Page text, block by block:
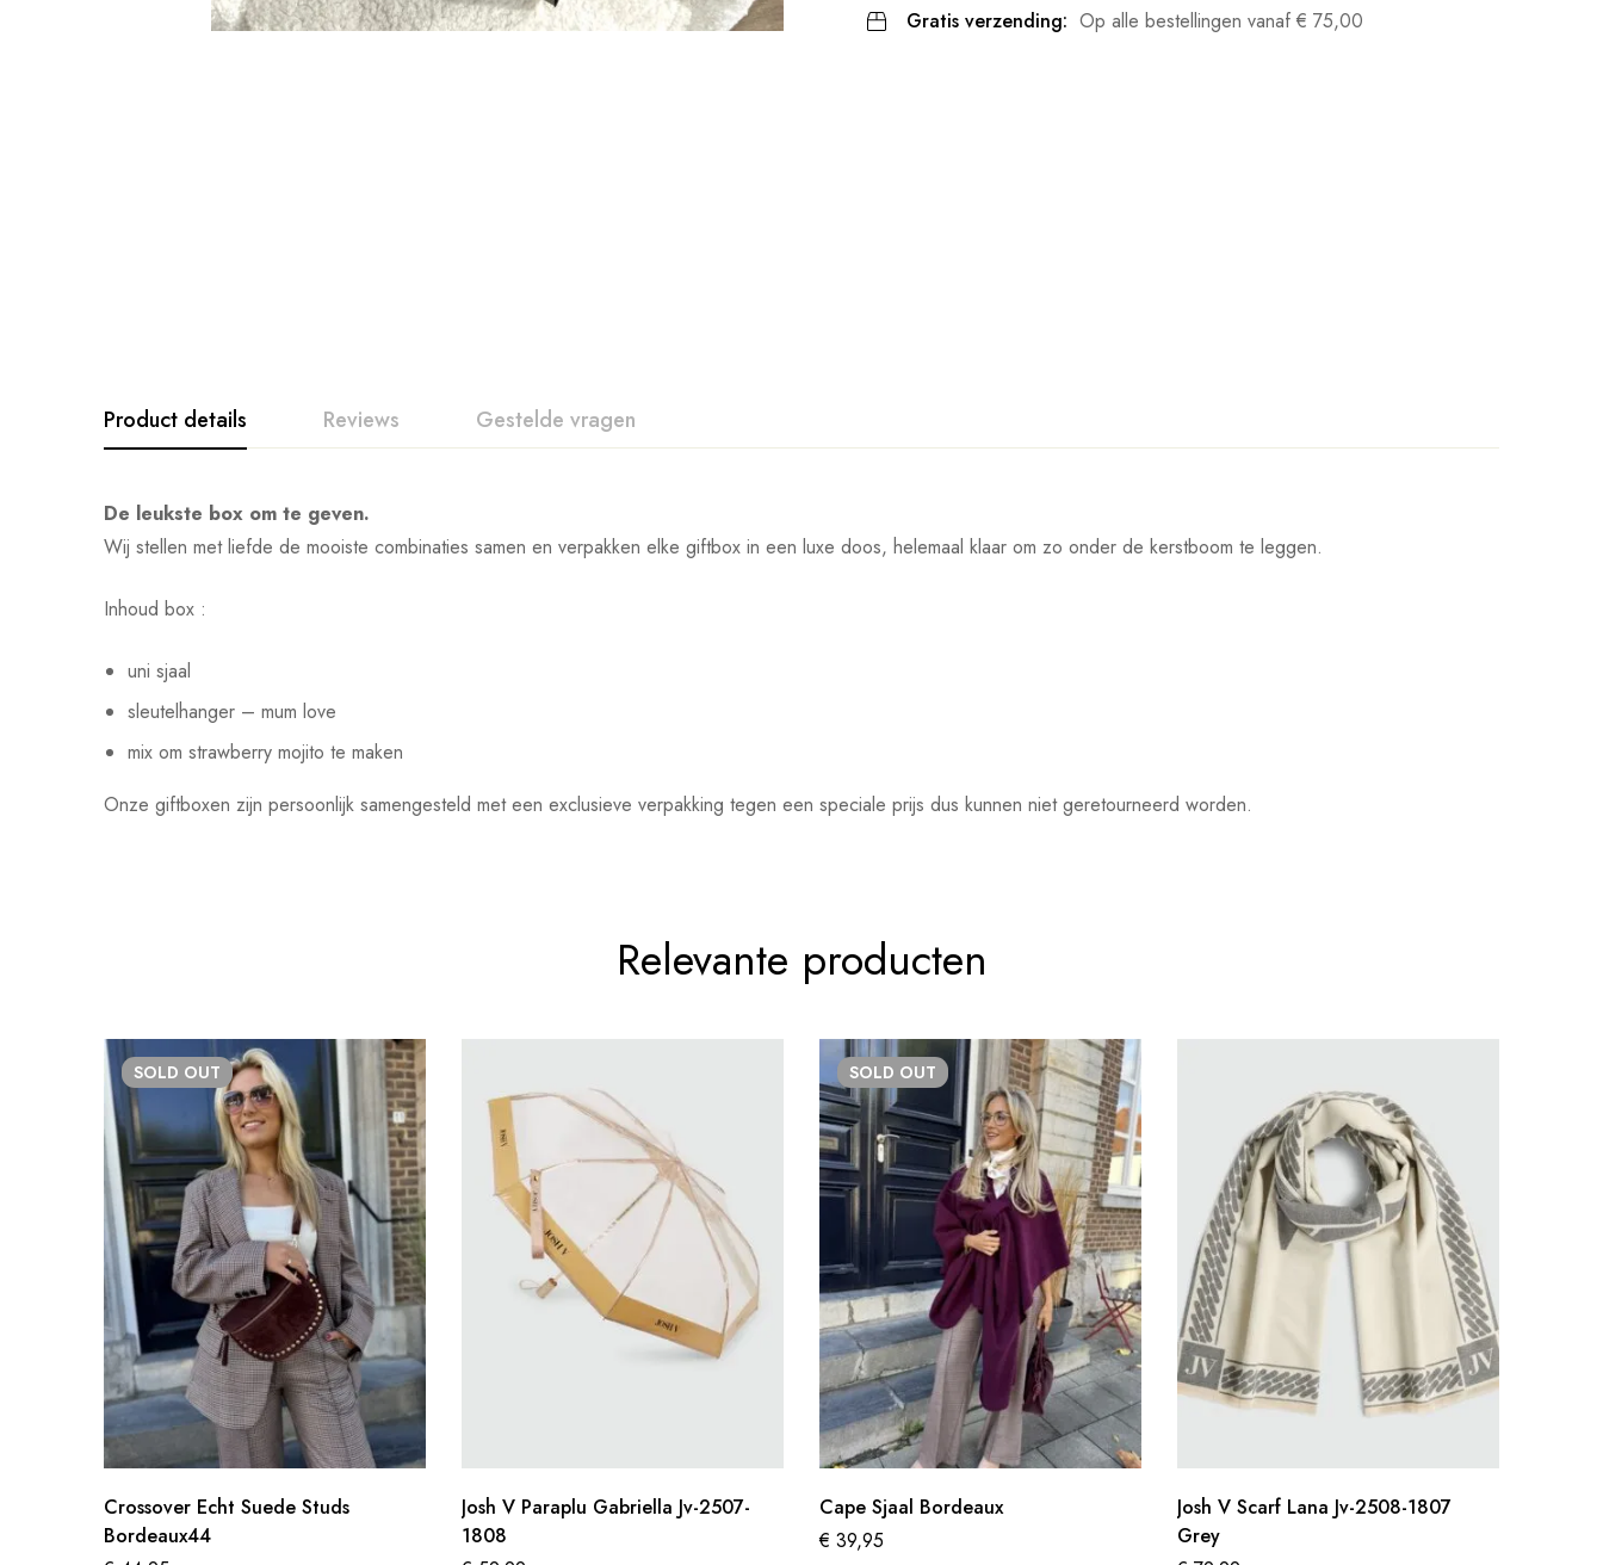
Gratis verzending: Op alle bestellingen vanaf € 75,00
Product details Reviews Gestelde vragen
De leukste box om te geven.
Wij stellen met liefde de mooiste combinaties samen en verpakken elke giftbox in een luxe doos, helemaal klaar om zo onder de kerstboom te leggen.
Inhoud box :
uni sjaal
sleutelhanger – mum love
mix om strawberry mojito te maken
Onze giftboxen zijn persoonlijk samengesteld met een exclusieve verpakking tegen een speciale prijs dus kunnen niet geretourneerd worden.
Relevante producten
SOLD OUT
Crossover Echt Suede Studs
Bordeaux44
Josh V Paraplu Gabriella Jv-2507-
1808
SOLD OUT
Cape Sjaal Bordeaux
€ 39,95
Josh V Scarf Lana Jv-2508-1807
Grey